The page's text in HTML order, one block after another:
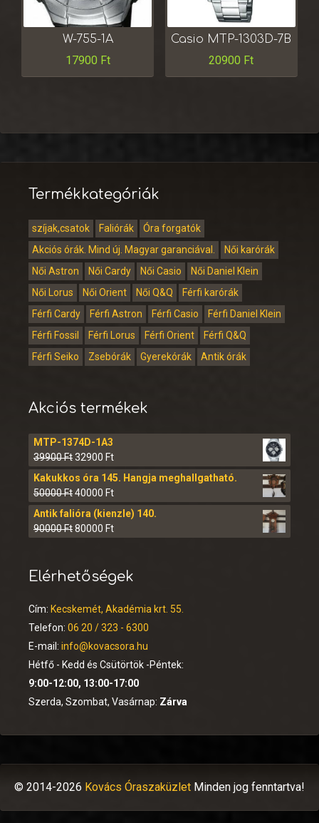
W-755-1A
17900 Ft
Casio MTP-1303D-7B
20900 Ft
Termékkategóriák
szíjak,csatok Faliórák
Óra forgatók
Akciós órák. Mind új. Magyar garanciával.
Női karórák
Női Astron
Női Cardy Női Casio
Női Daniel Klein
Női Lorus
Női Orient Női Q&Q
Férfi karórák
Férfi Cardy
Férfi Astron Férfi Casio
Férfi Daniel Klein
Férfi Fossil
Férfi Lorus Férfi Orient
Férfi Q&Q
Férfi Seiko
Zsebórák Gyerekórák Antik órák
Akciós termékek
MTP-1374D-1A3
39900Ft32900 Ft
Kakukkos óra 145. Hangja meghallgatható.
50000Ft40000 Ft
Antik falióra (kienzle) 140.
90000Ft80000 Ft
Elérhetőségek
Cím: Kecskemét, Akadémia krt. 55.
Telefon: 06 20 / 323 - 6300
E-mail: info@kovacsora.hu
Hétfő - Kedd és Csütörtök -Péntek:
9:00-12:00, 13:00-17:00
Szerda, Szombat, Vasárnap: Zárva
© 2014-2026 Kovács Óraszaküzlet Minden jog fenntartva!